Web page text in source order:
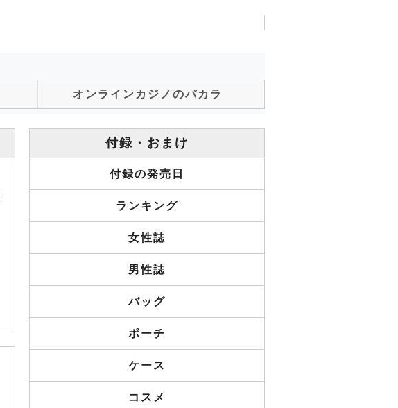
オンラインカジノのバカラ
付録・おまけ
付録の発売日
ランキング
女性誌
男性誌
バッグ
ポーチ
ケース
コスメ